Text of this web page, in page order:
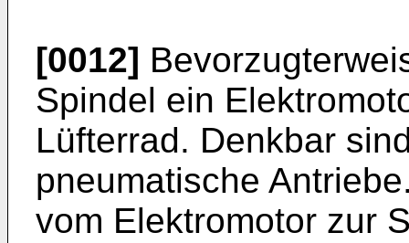
[0012]
Spindel ein
Lüfterrad. Denkbar
pneumatische
vom Elektromotor zur